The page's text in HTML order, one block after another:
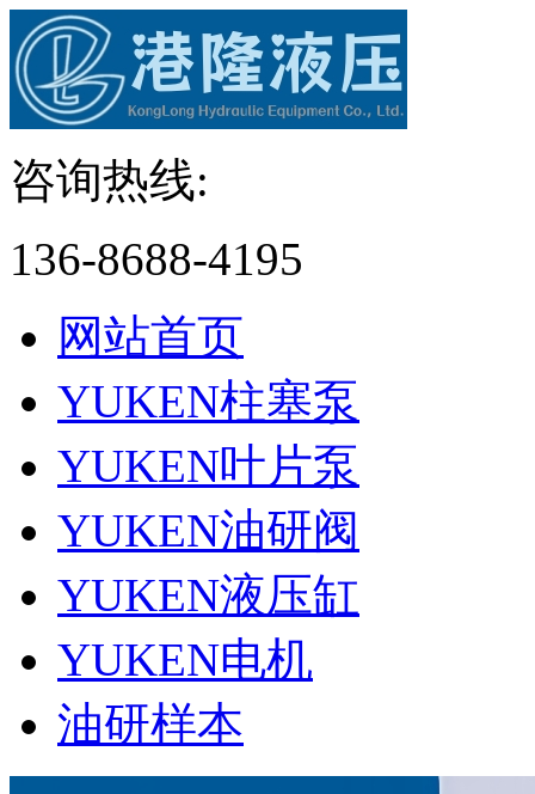
咨询热线:
136-8688-4195
网站首页
YUKEN柱塞泵
YUKEN叶片泵
YUKEN油研阀
YUKEN液压缸
YUKEN电机
油研样本